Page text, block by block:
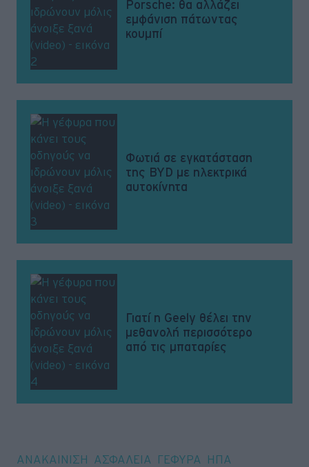
Porsche: θα αλλάζει
εμφάνιση πάτωντας
κουμπί
Φωτιά σε εγκατάσταση
της BYD με ηλεκτρικά
αυτοκίνητα
Γιατί η Geely θέλει την
μεθανολή περισσότερο
από τις μπαταρίες
ΑΝΑΚΑΙΝΙΣΗ ΑΣΦΑΛΕΙΑ ΓΕΦΥΡΑ ΗΠΑ